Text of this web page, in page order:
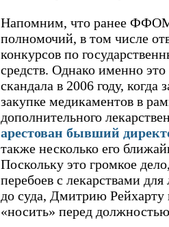
Напомним, что ранее
полномочий, в том числе
конкурсов по
средств. Однако именно
скандала в 2006 году, когда
закупке медикаментов в
дополнительного
арестован бывший
также несколько его
Поскольку это громкое
перебоев с лекарствами
до суда, Дмитрию Рейхарту
«носить» перед